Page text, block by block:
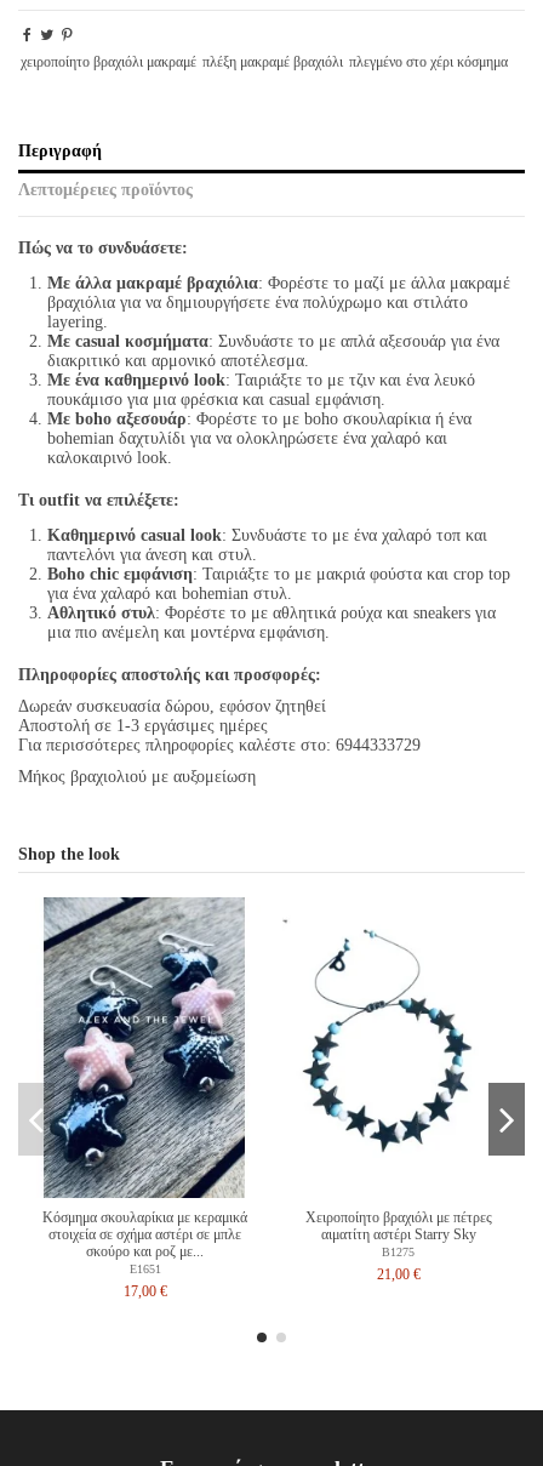
χειροποίητο βραχιόλι μακραμέ πλέξη μακραμέ βραχιόλι πλεγμένο στο χέρι κόσμημα
Περιγραφή
Λεπτομέρειες προϊόντος
Πώς να το συνδυάσετε:
Με άλλα μακραμέ βραχιόλια: Φορέστε το μαζί με άλλα μακραμέ
βραχιόλια για να δημιουργήσετε ένα πολύχρωμο και στιλάτο
layering.
Με casual κοσμήματα: Συνδυάστε το με απλά αξεσουάρ για ένα
διακριτικό και αρμονικό αποτέλεσμα.
Με ένα καθημερινό look: Ταιριάξτε το με τζιν και ένα λευκό
πουκάμισο για μια φρέσκια και casual εμφάνιση.
Με boho αξεσουάρ: Φορέστε το με boho σκουλαρίκια ή ένα
bohemian δαχτυλίδι για να ολοκληρώσετε ένα χαλαρό και
καλοκαιρινό look.
Τι outfit να επιλέξετε:
Καθημερινό casual look: Συνδυάστε το με ένα χαλαρό τοπ και
παντελόνι για άνεση και στυλ.
Boho chic εμφάνιση: Ταιριάξτε το με μακριά φούστα και crop top
για ένα χαλαρό και bohemian στυλ.
Αθλητικό στυλ: Φορέστε το με αθλητικά ρούχα και sneakers για
μια πιο ανέμελη και μοντέρνα εμφάνιση.
Πληροφορίες αποστολής και προσφορές:
Δωρεάν συσκευασία δώρου, εφόσον ζητηθεί
Αποστολή σε 1-3 εργάσιμες ημέρες
Για περισσότερες πληροφορίες καλέστε στο: 6944333729
Μήκος βραχιολιού με αυξομείωση
Shop the look
Κόσμημα σκουλαρίκια με κεραμικά
στοιχεία σε σχήμα αστέρι σε μπλε
σκούρο και ροζ με...
E1651
17,00 €
Χειροποίητο βραχιόλι με πέτρες
αιματίτη αστέρι Starry Sky
B1275
21,00 €